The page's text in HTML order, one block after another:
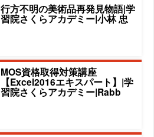
行方不明の美術品再発見物語|学
習院さくらアカデミー|小林 忠
MOS資格取得対策講座
【Excel2016エキスパート】|学
習院さくらアカデミー|Rabb